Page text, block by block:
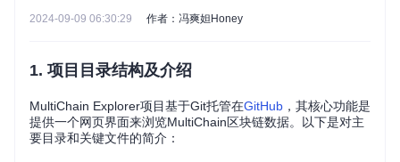
2024-09-09 06:30:29 作者：冯爽妲Honey
1. 项目目录结构及介绍
MultiChain Explorer项目基于Git托管在GitHub ，其核心功能是
提供一个网页界面来浏览MultiChain区块链数据。以下是对主
要目录和关键文件的简介：